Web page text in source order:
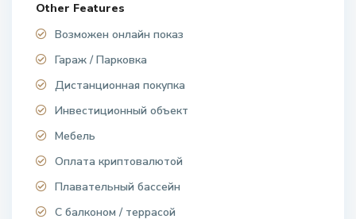
Other Features
Возможен онлайн показ
Гараж / Парковка
Дистанционная покупка
Инвестиционный объект
Мебель
Оплата криптовалютой
Плавательный бассейн
С балконом / террасой